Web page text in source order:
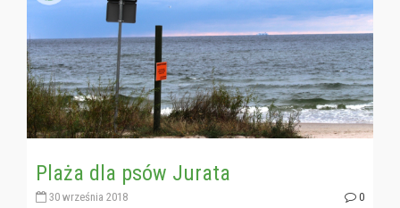
Plaża dla psów Jurata
30 września 2018 0